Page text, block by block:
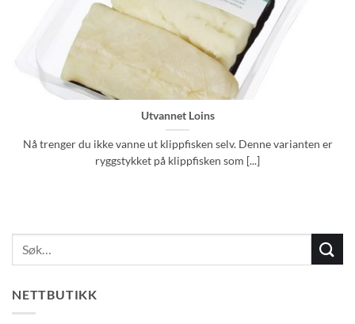
Utvannet Loins
Nå trenger du ikke vanne ut klippfisken selv. Denne varianten er
ryggstykket på klippfisken som [...]
NETTBUTIKK